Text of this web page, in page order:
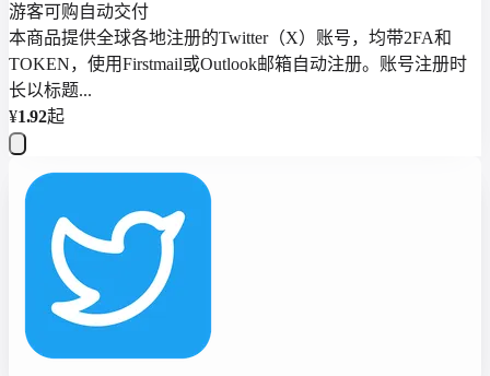
游客可购自动交付
本商品提供全球各地注册的Twitter（X）账号，均带2FA和
TOKEN，使用Firstmail或Outlook邮箱自动注册。账号注册时
长以标题...
¥1.92起